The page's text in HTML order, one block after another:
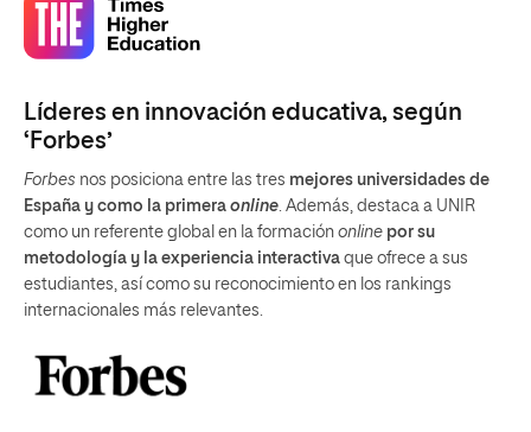
Líderes en innovación educativa, según
‘Forbes’
Forbes nos posiciona entre las tres mejores universidades de
España y como la primera online. Además, destaca a UNIR
como un referente global en la formación online por su
metodología y la experiencia interactiva que ofrece a sus
estudiantes, así como su reconocimiento en los rankings
internacionales más relevantes.